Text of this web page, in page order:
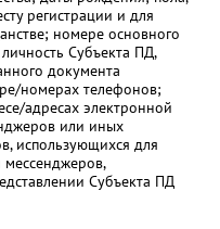
регистрации и для
номере основного
Субъекта ПД,
документа
номерах телефонов;
адресах электронной
или иных
использующихся для
Субъекта ПД